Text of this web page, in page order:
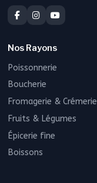
Nos Rayons
Poissonnerie
Boucherie
Fromagerie & Crémerie
Fruits & Légumes
Épicerie fine
Boissons